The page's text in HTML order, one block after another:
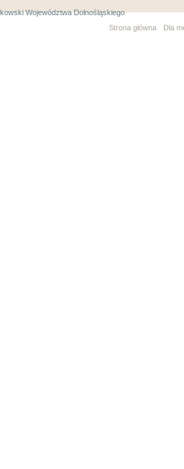
Województwa Dolnośląskiego
Strona główna
Dla